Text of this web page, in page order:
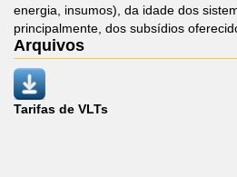
energia, insumos), da idade dos
principalmente, dos subsídios
Arquivos
Tarifas de VLTs